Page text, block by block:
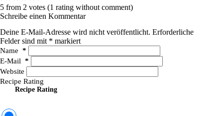
5 from 2 votes (1 rating without comment)
Schreibe einen Kommentar
Deine E-Mail-Adresse wird nicht veröffentlicht. Erforderliche
Felder sind mit * markiert
Name *
E-Mail *
Website
Recipe Rating
Recipe Rating